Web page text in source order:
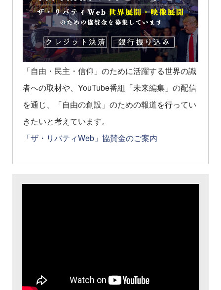
「自由・民主・信仰」のために活躍する世界の識
者への取材や、YouTube番組「未来編集」の配信
を通じ、「自由の創設」のための報道を行ってい
きたいと考えています。
「ザ・リバティWeb」協賛金のご案内